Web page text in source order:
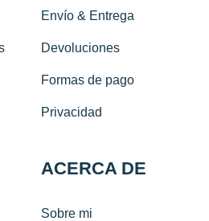
Envío & Entrega
Devoluciones
Formas de pago
Privacidad
ACERCA DE
Sobre mi